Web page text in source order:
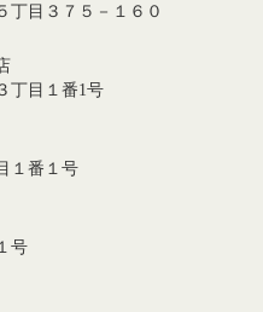
丁目３７５－１６０
丁目１番1号
１番１号
号